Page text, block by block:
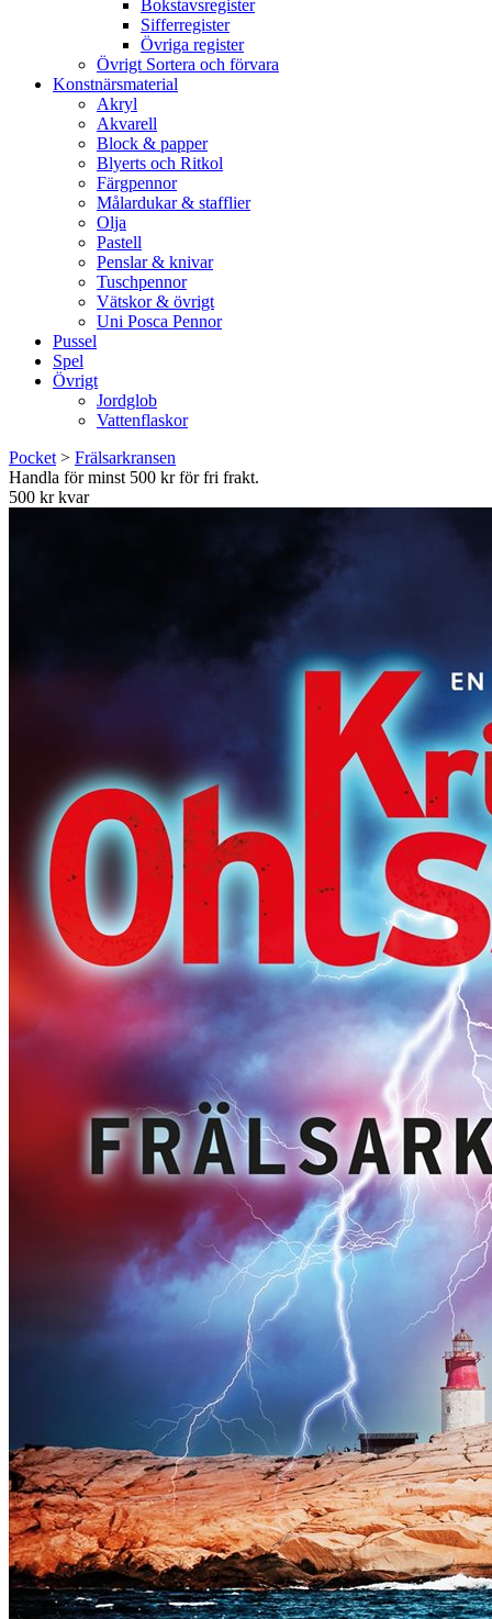
Bokstavsregister
Sifferregister
Övriga register
Övrigt Sortera och förvara
Konstnärsmaterial
Akryl
Akvarell
Block & papper
Blyerts och Ritkol
Färgpennor
Målardukar & stafflier
Olja
Pastell
Penslar & knivar
Tuschpennor
Vätskor & övrigt
Uni Posca Pennor
Pussel
Spel
Övrigt
Jordglob
Vattenflaskor
Pocket > Frälsarkransen
Handla för minst 500 kr för fri frakt.
500 kr kvar